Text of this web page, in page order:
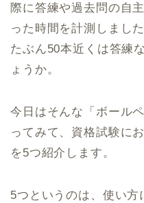
際に答練や過去問の自
った時間を計測しました
たぶん50本近くは答練
ょうか。
今日はそんな「ボール
ってみて、資格試験に
を5つ紹介します。
5つというのは、使い